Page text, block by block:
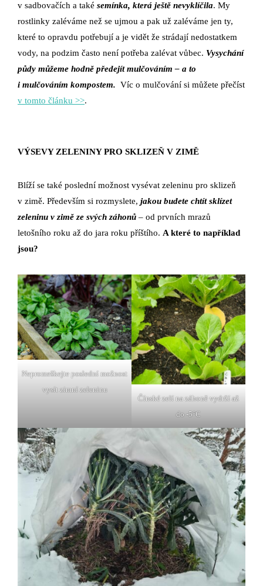
v sadbovačích a také semínka, která ještě nevyklíčila. My
rostlinky zaléváme než se ujmou a pak už zaléváme jen ty,
které to opravdu potřebují a je vidět že strádají nedostatkem
vody, na podzim často není potřeba zalévat vůbec. Vysychání
půdy můžeme hodně předejít mulčováním – a to
i mulčováním kompostem. Víc o mulčování si můžete přečíst
v tomto článku >>.
VÝSEVY ZELENINY PRO SKLIZEŇ V ZIMĚ
Blíží se také poslední možnost vysévat zeleninu pro sklizeň
v zimě. Především si rozmyslete, jakou budete chtít sklízet
zeleninu v zimě ze svých záhonů – od prvních mrazů
letošního roku až do jara roku příštího. A které to například
jsou?
Nepromeškejte poslední možnost
vysít zimní zeleninu
Čínské zelí na záhoně vydrží až
do -5°C